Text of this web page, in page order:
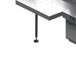
PRIVACY
POLICY